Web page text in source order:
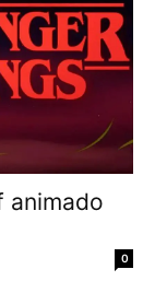
animado
0